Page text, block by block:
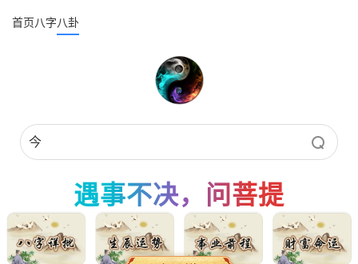
首页八字八卦
遇事不决，问菩提